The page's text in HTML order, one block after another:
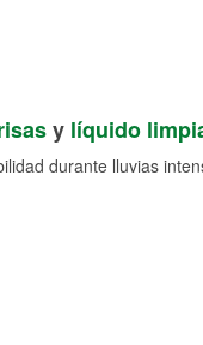
y líquido
durante lluvias